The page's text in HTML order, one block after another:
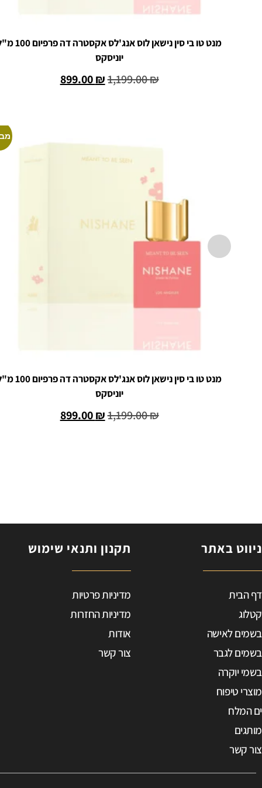
מנט טו בי סין נישאן לוס אנג'לס אקסטרה
יוניסקס
1,199.00₪
899.00₪
מנט טו בי סין נישאן לוס אנג'לס אקסטרה
יוניסקס
1,199.00₪
899.00₪
ניווט באתר
דף הבית
קטלוג
בשמים לאישה
בשמים לגבר
בשמי יוקרה
מוצרי טיפוח
ים המלח
מותגים
צור קשר
תקנון ותנאי שימוש
מדיניות פרטיות
מדיניות החזרות
אודות
צור קשר